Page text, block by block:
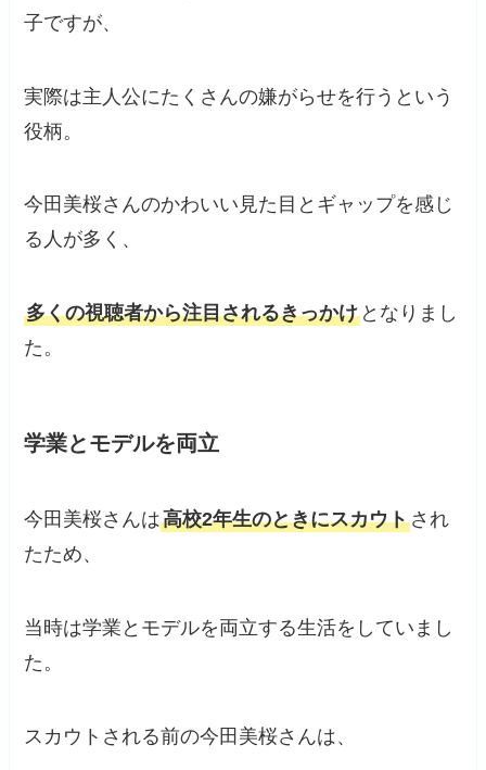
子ですが、
実際は主人公にたくさんの嫌がらせを行うという
役柄。
今田美桜さんのかわいい見た目とギャップを感じ
る人が多く、
多くの視聴者から注目されるきっかけ となりまし
た。
学業とモデルを両立
今田美桜さんは高校2年生のときにスカウトされ
たため、
当時は学業とモデルを両立する生活をしていまし
た。
スカウトされる前の今田美桜さんは、